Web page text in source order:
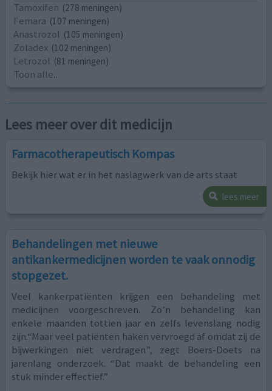
Tamoxifen (278 meningen)
Femara (107 meningen)
Anastrozol (105 meningen)
Zoladex (102 meningen)
Letrozol (81 meningen)
Toon alle...
Lees meer over dit medicijn
Farmacotherapeutisch Kompas
Bekijk hier wat er in het naslagwerk van de arts staat
lees meer
Behandelingen met nieuwe
antikankermedicijnen worden te vaak onnodig
stopgezet.
Veel kankerpatiënten krijgen een behandeling met
medicijnen voorgeschreven. Zo’n behandeling kan
enkele maanden tottien jaar en zelfs levenslang nodig
zijn.“Maar veel patiënten haken vervroegd af omdat zij de
bijwerkingen niet verdragen”, zegt Boers-Doets na
jarenlang onderzoek. “Dat maakt de behandeling een
stuk minder effectief.”